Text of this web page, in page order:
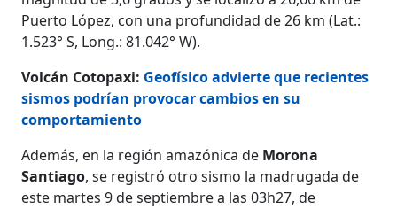
Puerto López, con una profundidad de 26 km (Lat.:
1.523° S, Long.: 81.042° W).
Volcán Cotopaxi: Geofísico advierte que recientes
sismos podrían provocar cambios en su
comportamiento
Además, en la región amazónica de Morona
Santiago, se registró otro sismo la madrugada de
este martes 9 de septiembre a las 03h27, de